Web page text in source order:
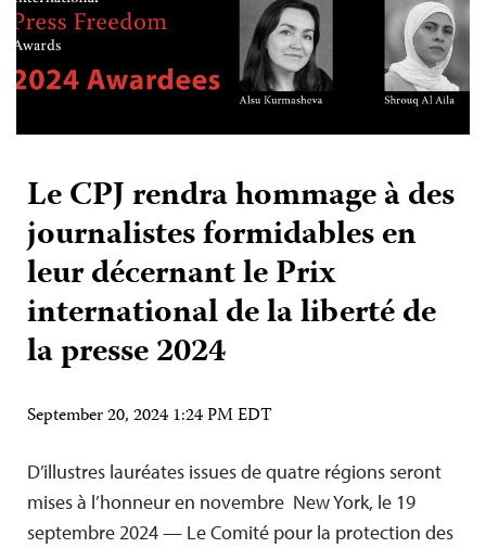
Le CPJ rendra hommage à des
journalistes formidables en
leur décernant le Prix
international de la liberté de
la presse 2024
September 20, 2024 1:24 PM EDT
D’illustres lauréates issues de quatre régions seront
mises à l’honneur en novembre New York, le 19
septembre 2024 — Le Comité pour la protection des